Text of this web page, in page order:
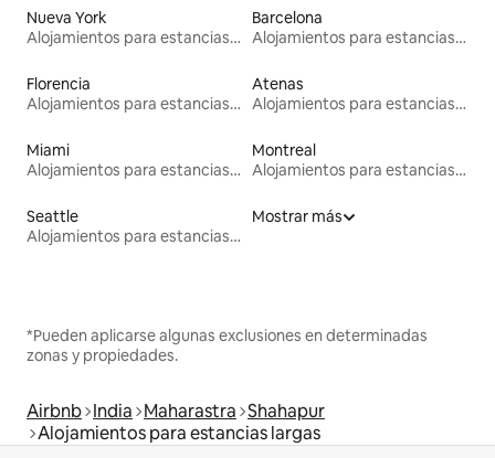
Nueva York
Alojamientos para estancias largas
Barcelona
Alojamientos para estancias largas
Florencia
Alojamientos para estancias largas
Atenas
Alojamientos para estancias largas
Miami
Alojamientos para estancias largas
Montreal
Alojamientos para estancias largas
Seattle
Alojamientos para estancias largas
Mostrar más
*Pueden aplicarse algunas exclusiones en determinadas
zonas y propiedades.
Airbnb India Maharastra Shahapur
Alojamientos para estancias largas